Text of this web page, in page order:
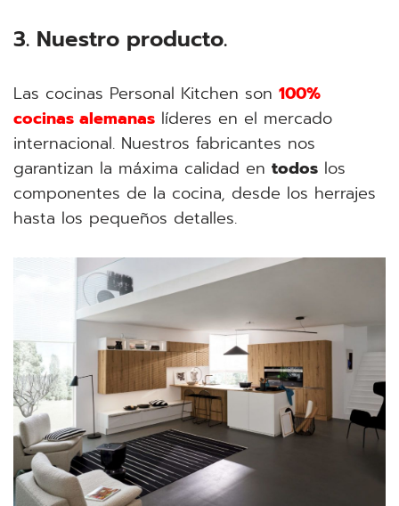
3. Nuestro producto.
Las cocinas Personal Kitchen son 100%
cocinas alemanas líderes en el mercado
internacional. Nuestros fabricantes nos
garantizan la máxima calidad en todos los
componentes de la cocina, desde los herrajes
hasta los pequeños detalles.